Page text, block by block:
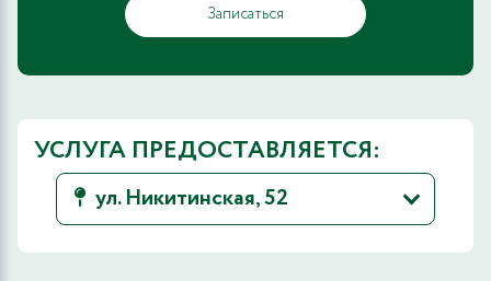
Записаться
УСЛУГА ПРЕДОСТАВЛЯЕТСЯ:
ул. Никитинская, 52